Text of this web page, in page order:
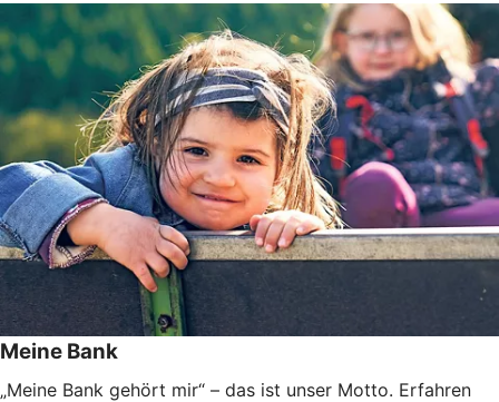
Meine Bank
„Meine Bank gehört mir“ – das ist unser Motto. Erfahren